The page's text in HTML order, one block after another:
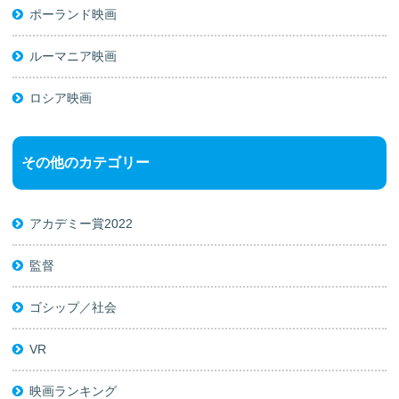
ポーランド映画
ルーマニア映画
ロシア映画
その他のカテゴリー
アカデミー賞2022
監督
ゴシップ／社会
VR
映画ランキング